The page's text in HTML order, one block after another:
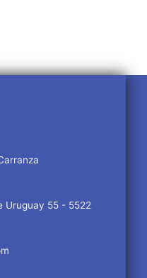
Uruguay 55 - 5522